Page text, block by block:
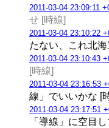
2011-03-04 23:09:11
せ [時線]
2011-03-04 23:10:22
たない、これ北
2011-03-04 23:10:43
[時線]
2011-03-04 23:16:53
線」でいいかな [
2011-03-04 23:17:51
「導線」に空目